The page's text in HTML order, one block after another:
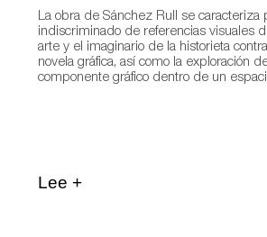
La obra de Sánchez Rull se caracteriza
indiscriminado de referencias visuales
arte y el imaginario de la historieta
novela gráfica, así como la exploración
componente gráfico dentro de un
Lee +